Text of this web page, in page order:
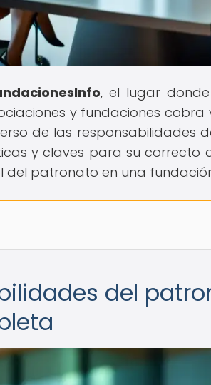
, el lugar
y fundaciones
de las responsabilidades
y claves para su correcto
del patronato en una
del